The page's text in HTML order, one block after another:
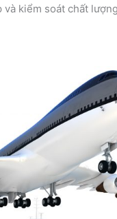
kiểm soát chất